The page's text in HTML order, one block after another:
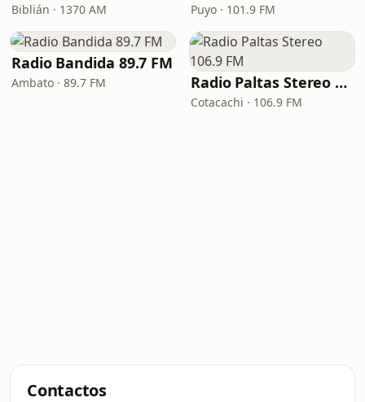
Biblián · 1370 AM Puyo · 101.9 FM
Radio Bandida 89.7 FM
Ambato · 89.7 FM Radio Paltas Stereo 106.9 FM
Cotacachi · 106.9 FM
Contactos